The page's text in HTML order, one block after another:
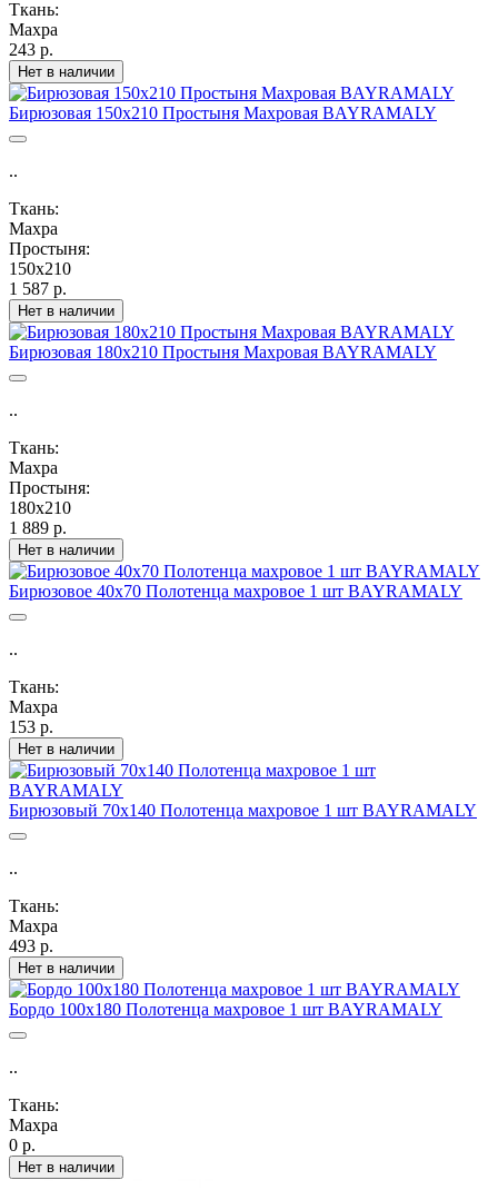
Ткань:
Махра
243 р.
Нет в наличии
Бирюзовая 150х210 Простыня Махровая BAYRAMALY
..
Ткань:
Махра
Простыня:
150х210
1 587 р.
Нет в наличии
Бирюзовая 180х210 Простыня Махровая BAYRAMALY
..
Ткань:
Махра
Простыня:
180х210
1 889 р.
Нет в наличии
Бирюзовое 40х70 Полотенца махровое 1 шт BAYRAMALY
..
Ткань:
Махра
153 р.
Нет в наличии
Бирюзовый 70х140 Полотенца махровое 1 шт BAYRAMALY
..
Ткань:
Махра
493 р.
Нет в наличии
Бордо 100х180 Полотенца махровое 1 шт BAYRAMALY
..
Ткань:
Махра
0 р.
Нет в наличии